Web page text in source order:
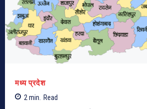
मध्य प्रदेश
2 min. Read